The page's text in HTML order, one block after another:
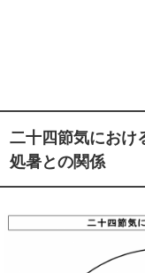
二十四節気におけ
処暑との関係